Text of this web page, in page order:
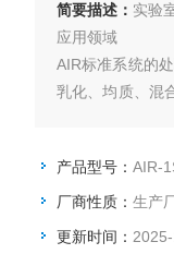
简要描述： 实验
应用领域
AIR标准系统的
乳化、均质、混
产品型号： AIR-
厂商性质： 生产
更新时间：